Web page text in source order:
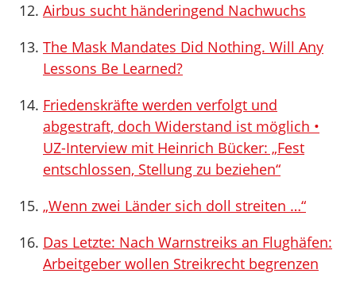
Airbus sucht händeringend Nachwuchs
The Mask Mandates Did Nothing. Will Any
Lessons Be Learned?
Friedenskräfte werden verfolgt und
abgestraft, doch Widerstand ist möglich •
UZ-Interview mit Heinrich Bücker: „Fest
entschlossen, Stellung zu beziehen“
„Wenn zwei Länder sich doll streiten …“
Das Letzte: Nach Warnstreiks an Flughäfen:
Arbeitgeber wollen Streikrecht begrenzen